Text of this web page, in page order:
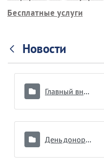
Бесплатные услуги
Новости
Главный внештатный специалист
День донора 16.09.2024